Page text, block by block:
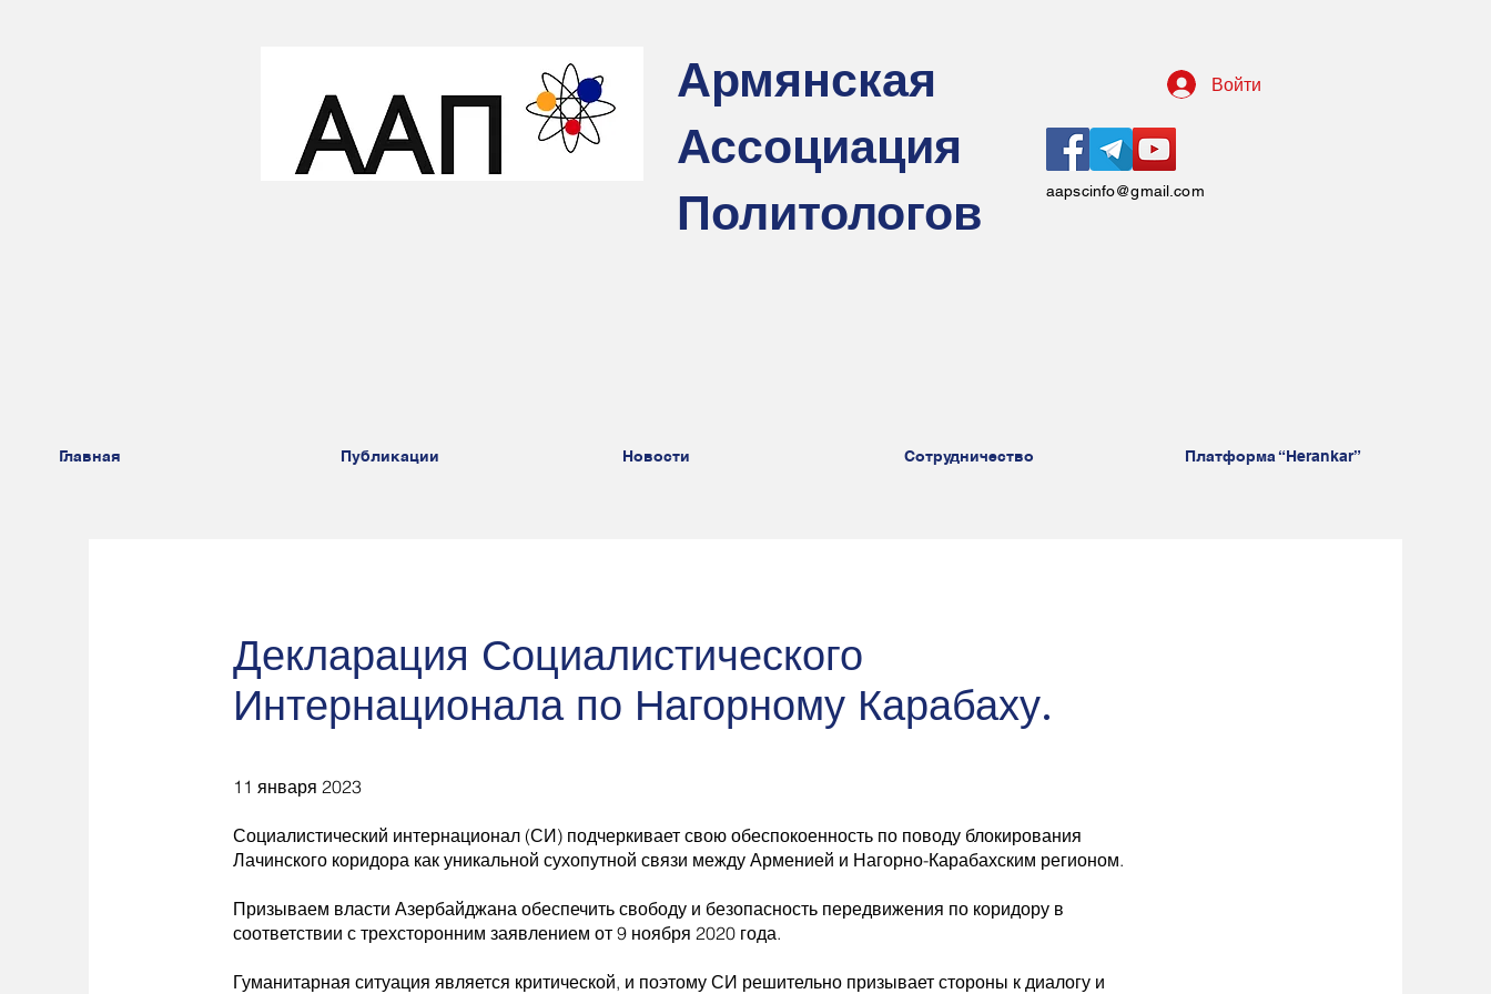
Армянская
Ассоциация
Политологов
Войти
aapscinfo@gmail.com
Главная Публикации Новости Сотрудничество Платформа “Herankar”
Декларация Социалистического
Интернационала по Нагорному Карабаху.
11 января 2023
Социалистический интернационал (СИ) подчеркивает свою обеспокоенность по поводу блокирования
Лачинского коридора как уникальной сухопутной связи между Арменией и Нагорно-Карабахским регионом.
Призываем власти Азербайджана обеспечить свободу и безопасность передвижения по коридору в
соответствии с трехсторонним заявлением от 9 ноября 2020 года.
Гуманитарная ситуация является критической, и поэтому СИ решительно призывает стороны к диалогу и